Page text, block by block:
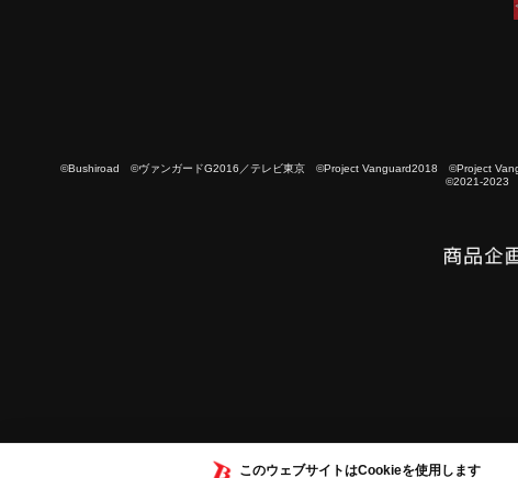
このウェブサイトはCookieを使用します
©Bushiroad ©ヴァンガードG2016／テレビ東京 ©Project Vanguard2018 ©Project
©2021-2023